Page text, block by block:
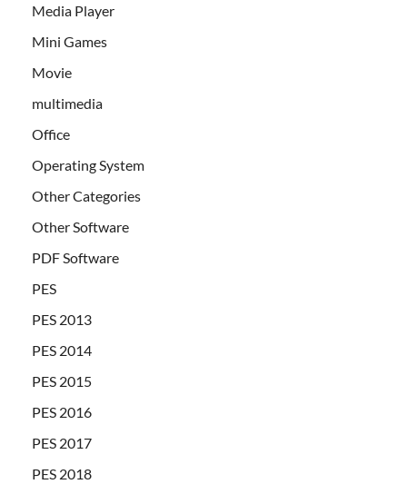
Media Player
Mini Games
Movie
multimedia
Office
Operating System
Other Categories
Other Software
PDF Software
PES
PES 2013
PES 2014
PES 2015
PES 2016
PES 2017
PES 2018